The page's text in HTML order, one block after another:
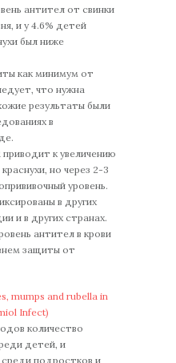
антител от свинки
и у 4.6% детей
был ниже
как минимум от
что нужна
результаты были
в
к увеличению
но через 2-3
уровень.
в других
и в других странах.
антител в крови
защиты от
mumps and rubella in
Infect)
количество
детей, и
среди подростков и